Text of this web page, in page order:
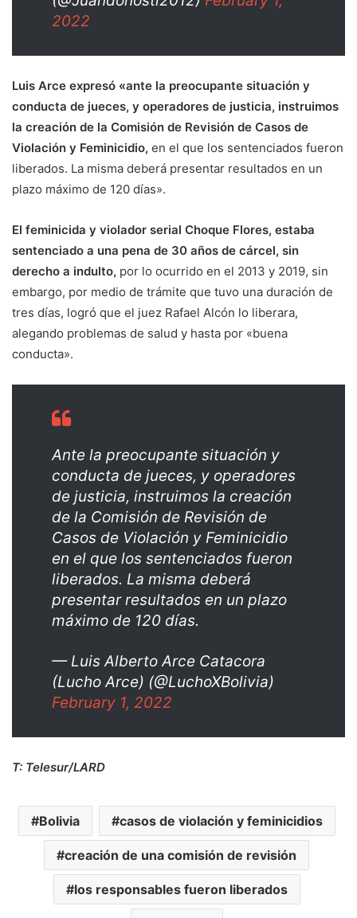
2022
Luis Arce expresó «ante la preocupante situación y
conducta de jueces, y operadores de justicia, instruimos
la creación de la Comisión de Revisión de Casos de
Violación y Feminicidio, en el que los sentenciados fueron
liberados. La misma deberá presentar resultados en un
plazo máximo de 120 días».
El feminicida y violador serial Choque Flores, estaba
sentenciado a una pena de 30 años de cárcel, sin
derecho a indulto, por lo ocurrido en el 2013 y 2019, sin
embargo, por medio de trámite que tuvo una duración de
tres días, logró que el juez Rafael Alcón lo liberara,
alegando problemas de salud y hasta por «buena
conducta».
Ante la preocupante situación y
conducta de jueces, y operadores
de justicia, instruimos la creación
de la Comisión de Revisión de
Casos de Violación y Feminicidio
en el que los sentenciados fueron
liberados. La misma deberá
presentar resultados en un plazo
máximo de 120 días.
— Luis Alberto Arce Catacora
(Lucho Arce) (@LuchoXBolivia)
February 1, 2022
T: Telesur/LARD
Bolivia casos de violación y feminicidios
creación de una comisión de revisión
los responsables fueron liberados